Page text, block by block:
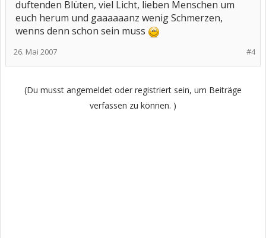
duftenden Blüten, viel Licht, lieben Menschen um
euch herum und gaaaaaanz wenig Schmerzen,
wenns denn schon sein muss
#4
26. Mai 2007
(Du musst angemeldet oder registriert sein, um Beiträge
verfassen zu können. )